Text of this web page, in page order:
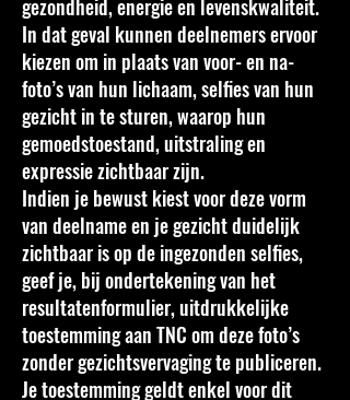
gezondheid, energie en levenskwaliteit.
In dat geval kunnen deelnemers ervoor
kiezen om in plaats van voor- en na-
foto’s van hun lichaam, selfies van hun
gezicht in te sturen, waarop hun
gemoedstoestand, uitstraling en
expressie zichtbaar zijn.
Indien je bewust kiest voor deze vorm
van deelname en je gezicht duidelijk
zichtbaar is op de ingezonden selfies,
geef je, bij ondertekening van het
resultatenformulier, uitdrukkelijke
toestemming aan TNC om deze foto’s
zonder gezichtsvervaging te publiceren.
Je toestemming geldt enkel voor dit